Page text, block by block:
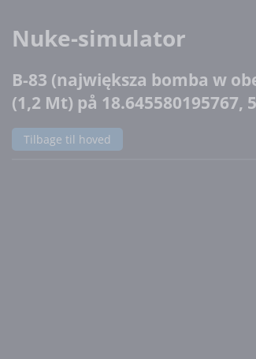
Nuke-simulator
B-83 (największa bomba w
(1,2 Mt) på 18.645580195767,
Tilbage til hoved